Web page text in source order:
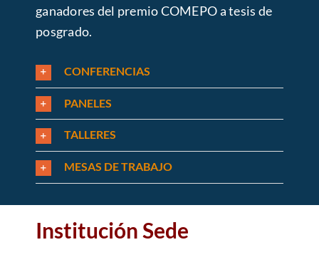
ganadores del premio COMEPO a tesis de
posgrado.
CONFERENCIAS
PANELES
TALLERES
MESAS DE TRABAJO
Institución Sede